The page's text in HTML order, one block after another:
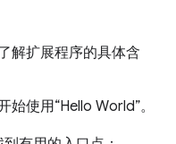
解扩展程序的具体含
始使用“Hello World”。